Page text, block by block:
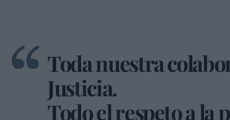
Toda nuestra
Justicia.
Todo el respeto a la